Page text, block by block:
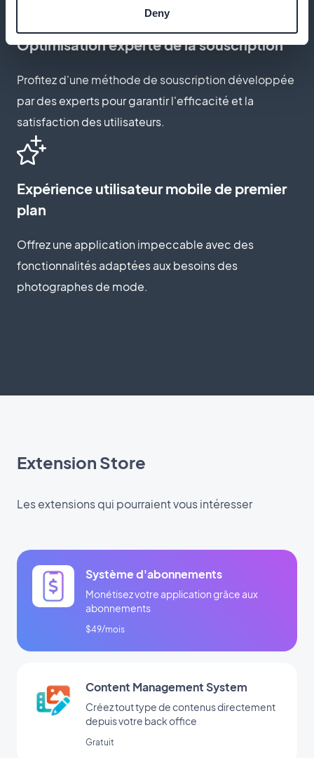
Deny
Optimisation experte de la souscription
Profitez d'une méthode de souscription développée
par des experts pour garantir l'efficacité et la
satisfaction des utilisateurs.
Expérience utilisateur mobile de premier
plan
Offrez une application impeccable avec des
fonctionnalités adaptées aux besoins des
photographes de mode.
Extension Store
Les extensions qui pourraient vous intéresser
Système d'abonnements
Monétisez votre application grâce aux
abonnements
$49/mois
Content Management System
Créez tout type de contenus directement
depuis votre back office
Gratuit